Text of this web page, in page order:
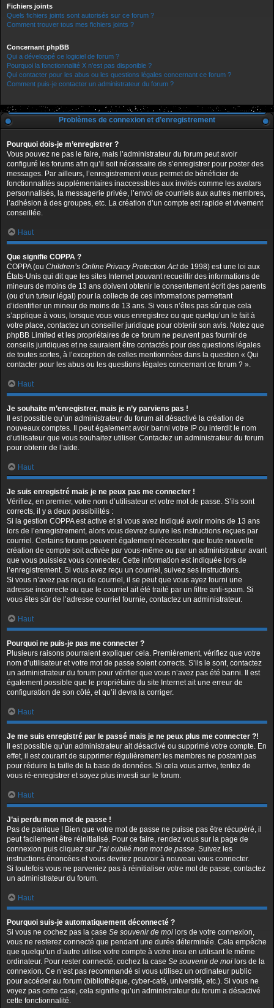
Fichiers joints
Quels fichiers joints sont autorisés sur ce forum ?
Comment trouver tous mes fichiers joints ?
Concernant phpBB
Qui a développé ce logiciel de forum ?
Pourquoi la fonctionnalité X n’est pas disponible ?
Qui contacter pour les abus ou les questions légales concernant ce forum ?
Comment puis-je contacter un administrateur du forum ?
Problèmes de connexion et d’enregistrement
Pourquoi dois-je m’enregistrer ?
Vous pouvez ne pas le faire, mais l’administrateur du forum peut avoir
configuré les forums afin qu’il soit nécessaire de s’enregistrer pour poster des
messages. Par ailleurs, l’enregistrement vous permet de bénéficier de
fonctionnalités supplémentaires inaccessibles aux invités comme les avatars
personnalisés, la messagerie privée, l’envoi de courriels aux autres membres,
l’adhésion à des groupes, etc. La création d’un compte est rapide et vivement
conseillée.
Haut
Que signifie COPPA ?
COPPA (ou Children’s Online Privacy Protection Actde 1998) est une loi aux
États-Unis qui dit que les sites Internet pouvant recueillir des informations de
mineurs de moins de 13 ans doivent obtenir le consentement écrit des parents
(ou d’un tuteur légal) pour la collecte de ces informations permettant
d’identifier un mineur de moins de 13 ans. Si vous n’êtes pas sûr que cela
s’applique à vous, lorsque vous vous enregistrez ou que quelqu’un le fait à
votre place, contactez un conseiller juridique pour obtenir son avis. Notez que
phpBB Limited et les propriétaires de ce forum ne peuvent pas fournir de
conseils juridiques et ne sauraient être contactés pour des questions légales
de toutes sortes, à l’exception de celles mentionnées dans la question « Qui
contacter pour les abus ou les questions légales concernant ce forum ? ».
Haut
Je souhaite m’enregistrer, mais je n’y parviens pas !
Il est possible qu’un administrateur du forum ait désactivé la création de
nouveaux comptes. Il peut également avoir banni votre IP ou interdit le nom
d’utilisateur que vous souhaitez utiliser. Contactez un administrateur du forum
pour obtenir de l’aide.
Haut
Je suis enregistré mais je ne peux pas me connecter !
Vérifiez, en premier, votre nom d’utilisateur et votre mot de passe. S’ils sont
corrects, il y a deux possibilités :
Si la gestion COPPA est active et si vous avez indiqué avoir moins de 13 ans
lors de l’enregistrement, alors vous devrez suivre les instructions reçues par
courriel. Certains forums peuvent également nécessiter que toute nouvelle
création de compte soit activée par vous-même ou par un administrateur avant
que vous puissiez vous connecter. Cette information est indiquée lors de
l’enregistrement. Si vous avez reçu un courriel, suivez ses instructions.
Si vous n’avez pas reçu de courriel, il se peut que vous ayez fourni une
adresse incorrecte ou que le courriel ait été traité par un filtre anti-spam. Si
vous êtes sûr de l’adresse courriel fournie, contactez un administrateur.
Haut
Pourquoi ne puis-je pas me connecter ?
Plusieurs raisons pourraient expliquer cela. Premièrement, vérifiez que votre
nom d’utilisateur et votre mot de passe soient corrects. S’ils le sont, contactez
un administrateur du forum pour vérifier que vous n’avez pas été banni. Il est
également possible que le propriétaire du site Internet ait une erreur de
configuration de son côté, et qu’il devra la corriger.
Haut
Je me suis enregistré par le passé mais je ne peux plus me connecter ?!
Il est possible qu’un administrateur ait désactivé ou supprimé votre compte. En
effet, il est courant de supprimer régulièrement les membres ne postant pas
pour réduire la taille de la base de données. Si cela vous arrive, tentez de
vous ré-enregistrer et soyez plus investi sur le forum.
Haut
J’ai perdu mon mot de passe !
Pas de panique ! Bien que votre mot de passe ne puisse pas être récupéré, il
peut facilement être réinitialisé. Pour ce faire, rendez vous sur la page de
connexion puis cliquez sur J’ai oublié mon mot de passe. Suivez les
instructions énoncées et vous devriez pouvoir à nouveau vous connecter.
Si toutefois vous ne parveniez pas à réinitialiser votre mot de passe, contactez
un administrateur du forum.
Haut
Pourquoi suis-je automatiquement déconnecté ?
Si vous ne cochez pas la case Se souvenir de moi lors de votre connexion,
vous ne resterez connecté que pendant une durée déterminée. Cela empêche
que quelqu’un d’autre utilise votre compte à votre insu en utilisant le même
ordinateur. Pour rester connecté, cochez la case Se souvenir de moi lors de la
connexion. Ce n’est pas recommandé si vous utilisez un ordinateur public
pour accéder au forum (bibliothèque, cyber-café, université, etc.). Si vous ne
voyez pas cette case, cela signifie qu’un administrateur du forum a désactivé
cette fonctionnalité.